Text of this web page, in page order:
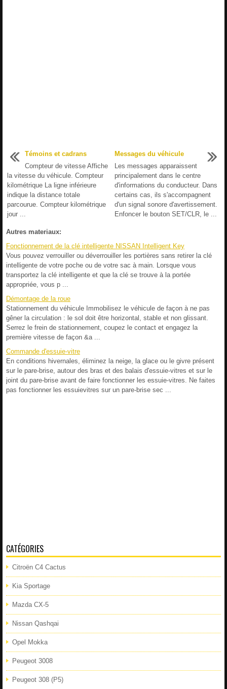
Témoins et cadrans
Compteur de vitesse Affiche
la vitesse du véhicule. Compteur
kilométrique La ligne inférieure
indique la distance totale
parcourue. Compteur kilométrique
jour ...
Messages du véhicule
Les messages apparaissent
principalement dans le centre
d'informations du conducteur. Dans
certains cas, ils s'accompagnent
d'un signal sonore d'avertissement.
Enfoncer le bouton SET/CLR, le ...
Autres materiaux:
Fonctionnement de la clé intelligente NISSAN Intelligent Key
Vous pouvez verrouiller ou déverrouiller les portières sans retirer la clé
intelligente de votre poche ou de votre sac à main. Lorsque vous
transportez la clé intelligente et que la clé se trouve à la portée
appropriée, vous p ...
Démontage de la roue
Stationnement du véhicule Immobilisez le véhicule de façon à ne pas
gêner la circulation : le sol doit être horizontal, stable et non glissant.
Serrez le frein de stationnement, coupez le contact et engagez la
première vitesse de façon &a ...
Commande d'essuie-vitre
En conditions hivernales, éliminez la neige, la glace ou le givre présent
sur le pare-brise, autour des bras et des balais d'essuie-vitres et sur le
joint du pare-brise avant de faire fonctionner les essuie-vitres. Ne faites
pas fonctionner les essuievitres sur un pare-brise sec ...
CATÉGORIES
Citroën C4 Cactus
Kia Sportage
Mazda CX-5
Nissan Qashqai
Opel Mokka
Peugeot 3008
Peugeot 308 (P5)